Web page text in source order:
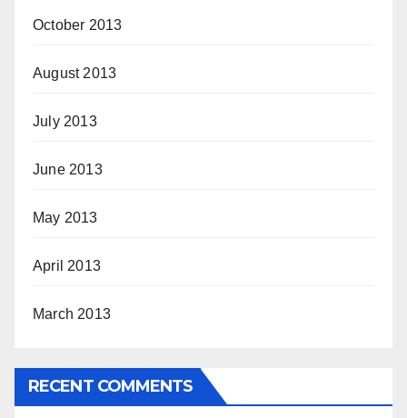
October 2013
August 2013
July 2013
June 2013
May 2013
April 2013
March 2013
RECENT COMMENTS